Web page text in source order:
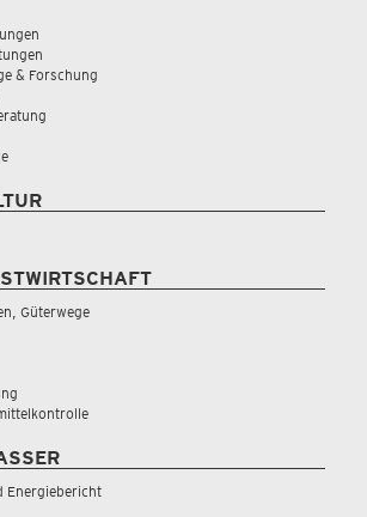
& Forschung
Güterwege
Energiebericht